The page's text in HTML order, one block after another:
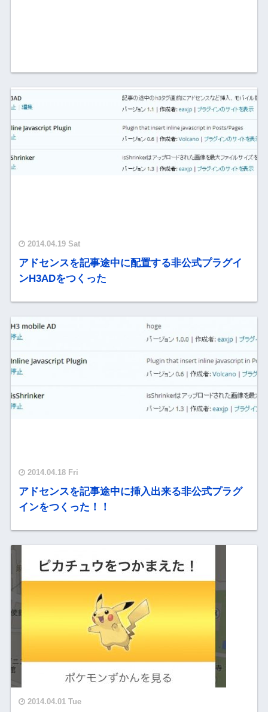
2014.04.19 Sat
アドセンスを記事途中に配置する非公式プラグイ
ンH3ADをつくった
2014.04.18 Fri
アドセンスを記事途中に挿入出来る非公式プラグ
インをつくった！！
2014.04.01 Tue